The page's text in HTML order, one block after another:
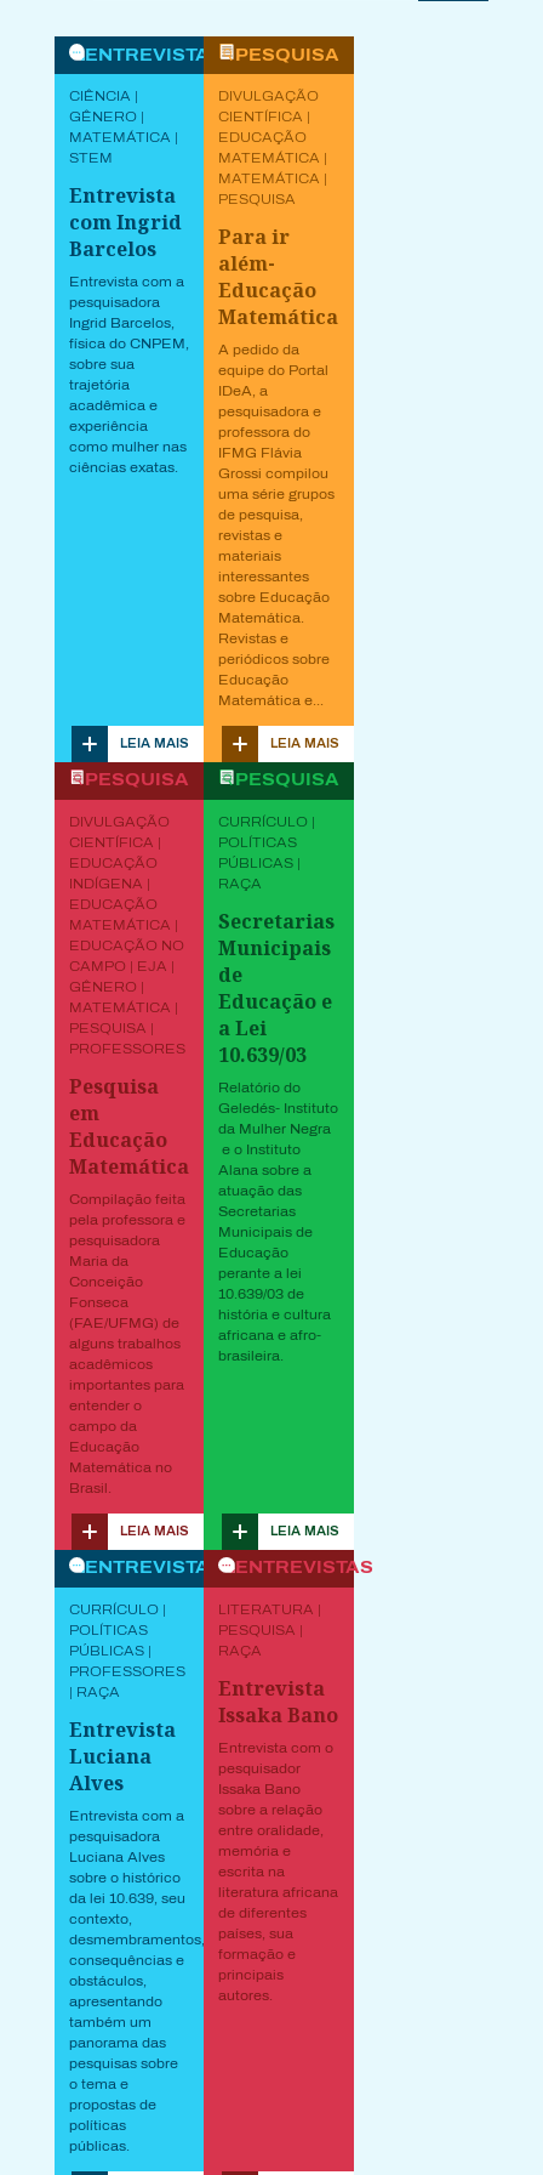
ENTREVISTAS
CIÊNCIA |
GÊNERO |
MATEMÁTICA |
STEM
Entrevista
com Ingrid
Barcelos
Entrevista com a
pesquisadora
Ingrid Barcelos,
física do CNPEM,
sobre sua
trajetória
acadêmica e
experiência
como mulher nas
ciências exatas.
LEIA MAIS
PESQUISA
DIVULGAÇÃO
CIENTÍFICA |
EDUCAÇÃO
MATEMÁTICA |
MATEMÁTICA |
PESQUISA
Para ir
além-
Educação
Matemática
A pedido da
equipe do Portal
IDeA, a
pesquisadora e
professora do
IFMG Flávia
Grossi compilou
uma série grupos
de pesquisa,
revistas e
materiais
interessantes
sobre Educação
Matemática.
Revistas e
periódicos sobre
Educação
Matemática e...
LEIA MAIS
PESQUISA
DIVULGAÇÃO
CIENTÍFICA |
EDUCAÇÃO
INDÍGENA |
EDUCAÇÃO
MATEMÁTICA |
EDUCAÇÃO NO
CAMPO | EJA |
GÊNERO |
MATEMÁTICA |
PESQUISA |
PROFESSORES
Pesquisa
em
Educação
Matemática
Compilação feita
pela professora e
pesquisadora
Maria da
Conceição
Fonseca
(FAE/UFMG) de
alguns trabalhos
acadêmicos
importantes para
entender o
campo da
Educação
Matemática no
Brasil.
LEIA MAIS
PESQUISA
CURRÍCULO |
POLÍTICAS
PÚBLICAS |
RAÇA
Secretarias
Municipais
de
Educação e
a Lei
10.639/03
Relatório do
Geledés- Instituto
da Mulher Negra
e o Instituto
Alana sobre a
atuação das
Secretarias
Municipais de
Educação
perante a lei
10.639/03 de
história e cultura
africana e afro-
brasileira.
LEIA MAIS
ENTREVISTAS
CURRÍCULO |
POLÍTICAS
PÚBLICAS |
PROFESSORES
| RAÇA
Entrevista
Luciana
Alves
Entrevista com a
pesquisadora
Luciana Alves
sobre o histórico
da lei 10.639, seu
contexto,
desmembramentos,
consequências e
obstáculos,
apresentando
também um
panorama das
pesquisas sobre
o tema e
propostas de
políticas
públicas.
ENTREVISTAS
LITERATURA |
PESQUISA |
RAÇA
Entrevista
Issaka Bano
Entrevista com o
pesquisador
Issaka Bano
sobre a relação
entre oralidade,
memória e
escrita na
literatura africana
de diferentes
países, sua
formação e
principais
autores.